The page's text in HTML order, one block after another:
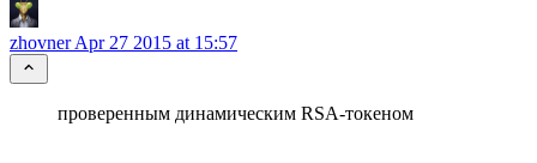
zhovnerApr 27 2015 at 15:57
проверенным динамическим RSA-токеном